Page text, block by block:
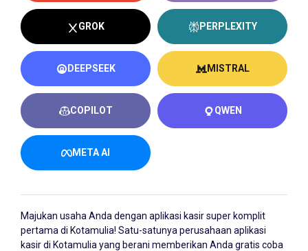
GROK PERPLEXITY
DEEPSEEK MISTRAL
COPILOT QWEN
META AI
Majukan usaha Anda dengan aplikasi kasirsuper komplit
pertama di Kotamulia! Satu-satunya perusahaan aplikasi
kasir di Kotamulia yang berani memberikan Anda gratis coba